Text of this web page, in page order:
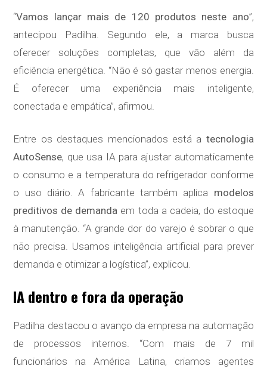
“Vamos lançar mais de 120 produtos neste ano”,
antecipou Padilha. Segundo ele, a marca busca
oferecer soluções completas, que vão além da
eficiência energética. “Não é só gastar menos energia.
É oferecer uma experiência mais inteligente,
conectada e empática”, afirmou.
Entre os destaques mencionados está a tecnologia
AutoSense, que usa IA para ajustar automaticamente
o consumo e a temperatura do refrigerador conforme
o uso diário. A fabricante também aplica modelos
preditivos de demanda em toda a cadeia, do estoque
à manutenção. “A grande dor do varejo é sobrar o que
não precisa. Usamos inteligência artificial para prever
demanda e otimizar a logística”, explicou.
IA dentro e fora da operação
Padilha destacou o avanço da empresa na automação
de processos internos. “Com mais de 7 mil
funcionários na América Latina, criamos agentes